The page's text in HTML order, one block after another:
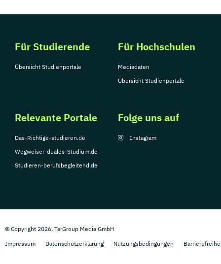
Für Studierende
Übersicht Studienportale
Für Hochschulen
Mediadaten
Übersicht Studienportale
Relevante Portale
Das-Richtige-studieren.de
Wegweiser-duales-Studium.de
Studieren-berufsbegleitend.de
Folge uns auf
Instagram
© Copyright 2026, TarGroup Media GmbH
Impressum
Datenschutzerklärung Nutzungsbedingungen